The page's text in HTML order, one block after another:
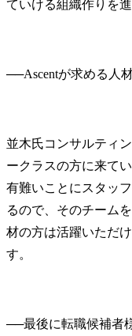
ていける組織作りを進
──
並木氏コンサルティ
ークラスの方に来て
有難いことにスタッ
るので、そのチーム
材の方は活躍いただ
す。
──最後に転職候補者